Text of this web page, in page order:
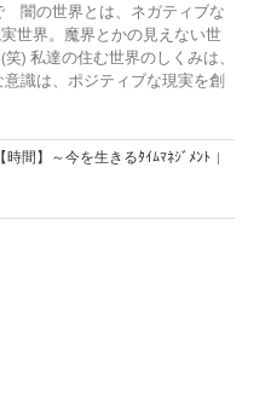
闇の世界とは、ネガティブな
世界。魔界とかの見えない世
) 私達の住む世界のしくみは、
識は、ポジティブな現実を創
時間】～今を生きるﾀｲﾑﾏﾈｼﾞﾒﾝﾄ |
ョ